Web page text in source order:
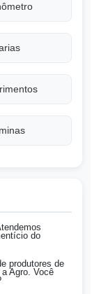
do
produtores de
Agro. Você